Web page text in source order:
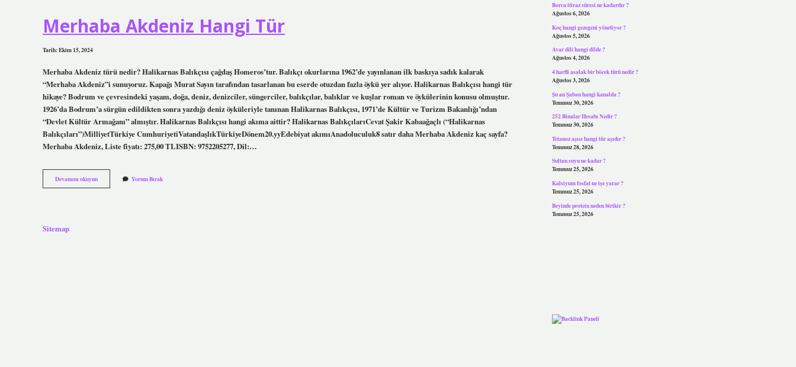
Merhaba Akdeniz Hangi Tür
Tarih: Ekim 15, 2024
Merhaba Akdeniz türü nedir? Halikarnas Balıkçısı çağdaş Homeros’tur. Balıkçı okurlarına 1962’de yayınlanan ilk baskıya sadık kalarak
“Merhaba Akdeniz”i sunuyoruz. Kapağı Murat Sayın tarafından tasarlanan bu eserde otuzdan fazla öykü yer alıyor. Halikarnas Balıkçısı hangi tür
hikaye? Bodrum ve çevresindeki yaşam, doğa, deniz, denizciler, süngerciler, balıkçılar, balıklar ve kuşlar roman ve öykülerinin konusu olmuştur.
1926’da Bodrum’a sürgün edildikten sonra yazdığı deniz öyküleriyle tanınan Halikarnas Balıkçısı, 1971’de Kültür ve Turizm Bakanlığı’ndan
“Devlet Kültür Armağanı” almıştır. Halikarnas Balıkçısı hangi akıma aittir? Halikarnas BalıkçılarıCevat Şakir Kabaağaçlı (“Halikarnas
Balıkçıları”)MilliyetTürkiye CumhuriyetiVatandaşlıkTürkiyeDönem20.yyEdebiyat akımıAnadoluculuk8 satır daha Merhaba Akdeniz kaç sayfa?
Merhaba Akdeniz, Liste fiyatı: 275,00 TLISBN: 9752205277, Dil:…
Devamını okuyunMerhaba
Akdeniz
Yorum Bırak
Sitemap
Borca itiraz süresi ne kadardır ?
Ağustos 6, 2026
Koç hangi gezegeni yönetiyor ?
Ağustos 5, 2026
Avar dili hangi dilde ?
Ağustos 4, 2026
4 harfli asalak bir böcek türü nedir ?
Ağustos 3, 2026
Şu an Şaban hangi kanalda ?
Temmuz 30, 2026
252 Binalar Hesabı Nedir ?
Temmuz 30, 2026
Tetanoz aşısı hangi tür aşıdır ?
Temmuz 28, 2026
Sultan suyu ne kadar ?
Temmuz 25, 2026
Kalsiyum fosfat ne işe yarar ?
Temmuz 25, 2026
Beyinde protein neden birikir ?
Temmuz 25, 2026